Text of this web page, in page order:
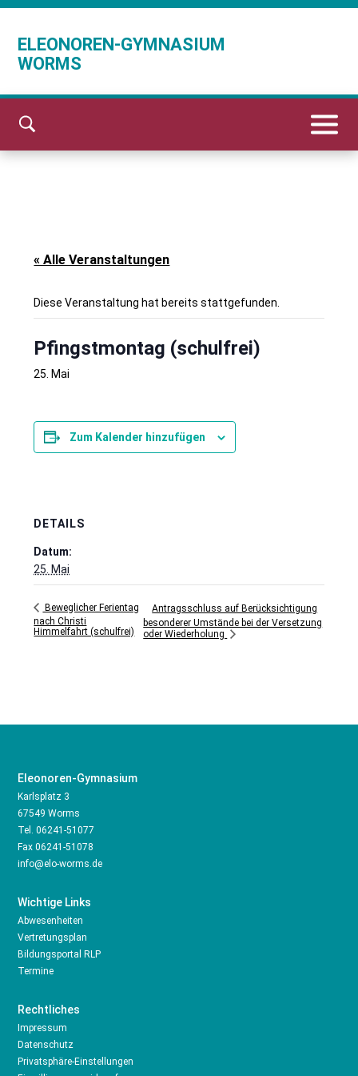
ELEONOREN-GYMNASIUM
WORMS
« Alle Veranstaltungen
Diese Veranstaltung hat bereits stattgefunden.
Pfingstmontag (schulfrei)
25. Mai
Zum Kalender hinzufügen
DETAILS
Datum:
25. Mai
Beweglicher Ferientag
nach Christi
Himmelfahrt (schulfrei)
Antragsschluss auf Berücksichtigung
besonderer Umstände bei der Versetzung
oder Wiederholung
Eleonoren-Gymnasium
Karlsplatz 3
67549 Worms
Tel.06241-51077
Fax 06241-51078
info@elo-worms.de
Wichtige Links
Abwesenheiten
Vertretungsplan
Bildungsportal RLP
Termine
Rechtliches
Impressum
Datenschutz
Privatsphäre-Einstellungen